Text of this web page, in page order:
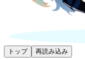
トップ 再読み込み